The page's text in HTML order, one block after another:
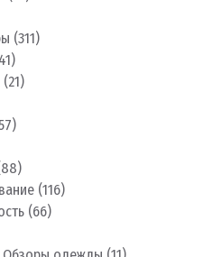
(311)
(21)
(116)
(66)